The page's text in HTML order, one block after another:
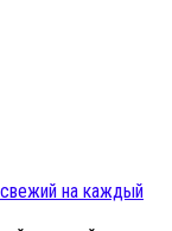
на каждый